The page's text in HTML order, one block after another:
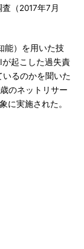
（2017年7月
能）を用いた技
起こした過失責
るのかを聞いた
のネットリサー
に実施された。